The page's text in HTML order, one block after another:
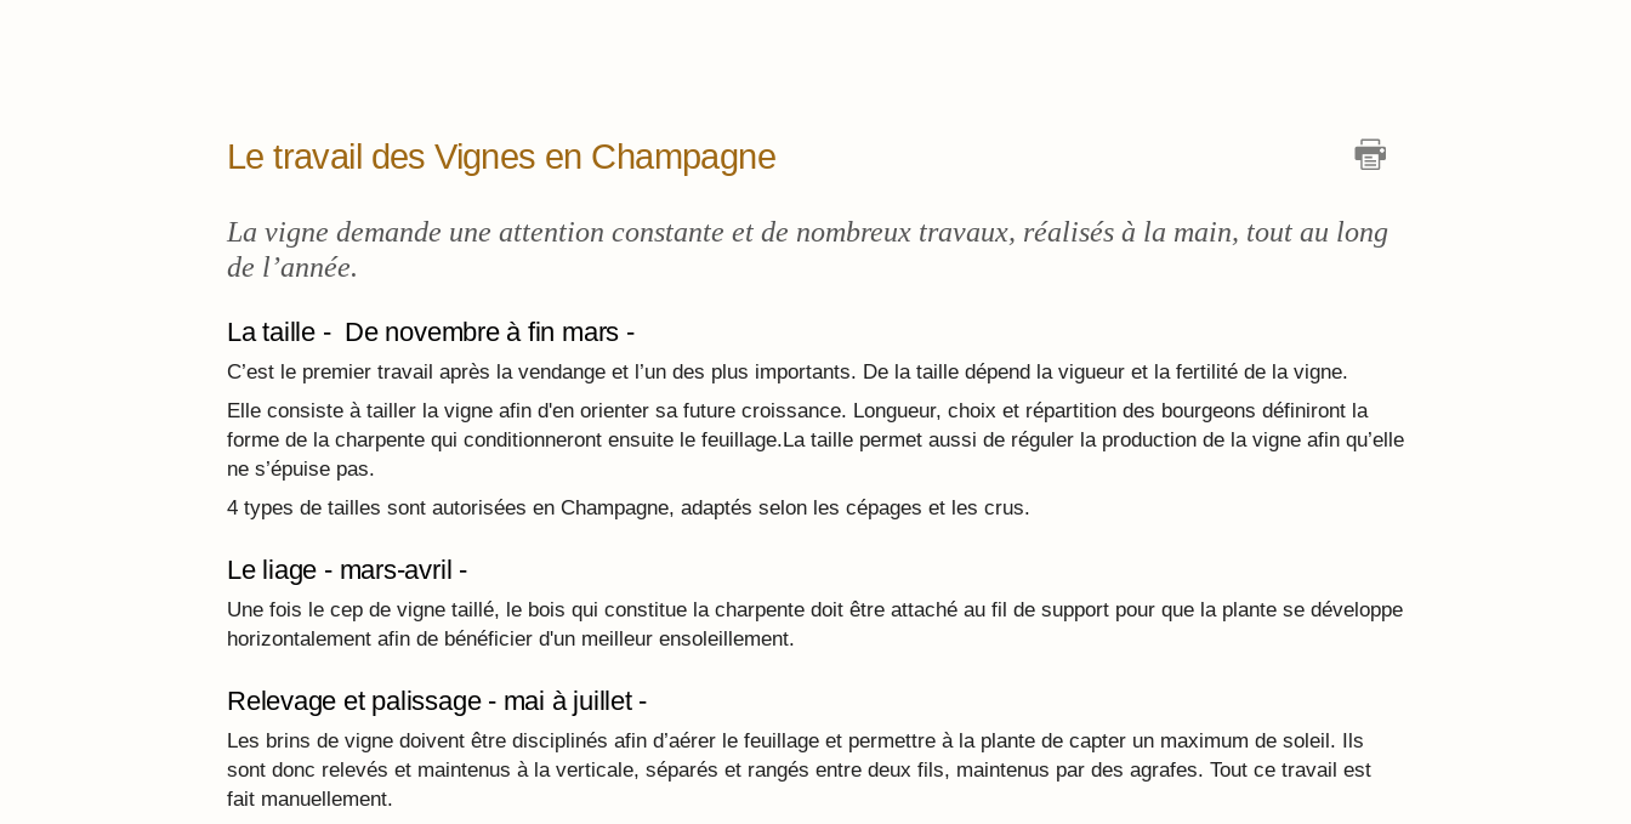
Le travail des Vignes en Champagne
La vigne demande une attention constante et de nombreux travaux, réalisés à la main, tout au long
de l’année.
La taille - De novembre à fin mars -
C’est le premier travail après la vendange et l’un des plus importants. De la taille dépend la vigueur et la fertilité de la vigne.
Elle consiste à tailler la vigne afin d'en orienter sa future croissance. Longueur, choix et répartition des bourgeons définiront la
forme de la charpente qui conditionneront ensuite le feuillage.La taille permet aussi de réguler la production de la vigne afin qu’elle
ne s’épuise pas.
4 types de tailles sont autorisées en Champagne, adaptés selon les cépages et les crus.
Le liage - mars-avril -
Une fois le cep de vigne taillé, le bois qui constitue la charpente doit être attaché au fil de support pour que la plante se développe
horizontalement afin de bénéficier d'un meilleur ensoleillement.
Relevage et palissage - mai à juillet -
Les brins de vigne doivent être disciplinés afin d’aérer le feuillage et permettre à la plante de capter un maximum de soleil. Ils
sont donc relevés et maintenus à la verticale, séparés et rangés entre deux fils, maintenus par des agrafes. Tout ce travail est
fait manuellement.